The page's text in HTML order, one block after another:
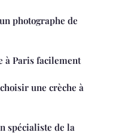
photographe de
à Paris facilement
une crèche à
spécialiste de la